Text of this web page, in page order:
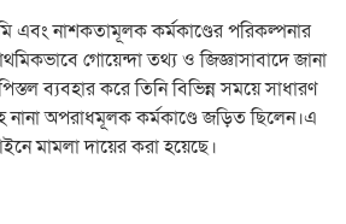
এবং নাশকতামূলক কর্মকাণ্ডের পরিকল্পনার
গোয়েন্দা তথ্য ও জিজ্ঞাসাবাদে জানা
ব্যবহার করে তিনি বিভিন্ন সময়ে সাধারণ
নানা অপরাধমূলক কর্মকাণ্ডে জড়িত ছিলেন।এ
মামলা দায়ের করা হয়েছে।